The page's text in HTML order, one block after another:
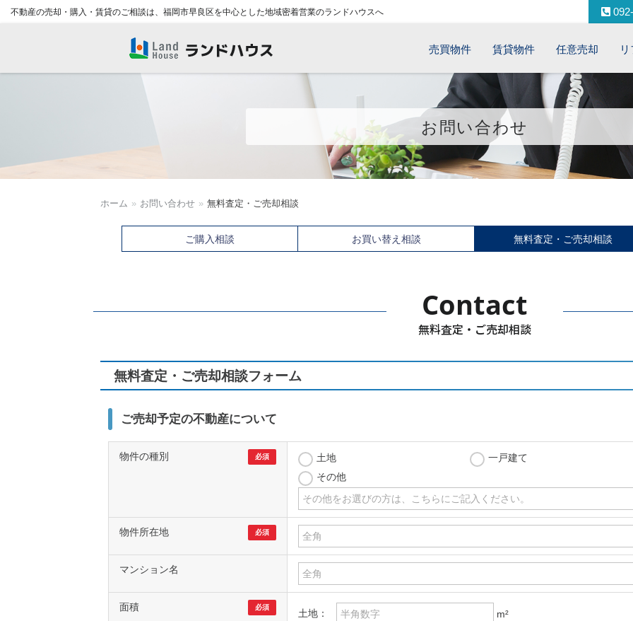
不動産の売却・購入・賃貸のご相談は、福岡市早良区を中心とした地域密着営業のランドハウスへ
件 | ランドハウス
売買物件 賃貸物件 任意売却
お問い合わせ
ホーム » お問い合わせ » 無料査定・ご売却相談
ご購入相談 お買い替え相談 無料査定・ご売却相談
Contact
無料査定・ご売却相談
無料査定・ご売却相談フォーム
ご売却予定の不動産について
物件の種別 必須 土地 一戸建て
その他
物件所在地 必須
マンション名
面積 必須
土地： m²